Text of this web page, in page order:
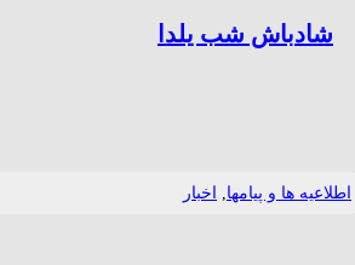
شادباش شب یلدا
اطلاعیه ها و پیامها,
اخبار